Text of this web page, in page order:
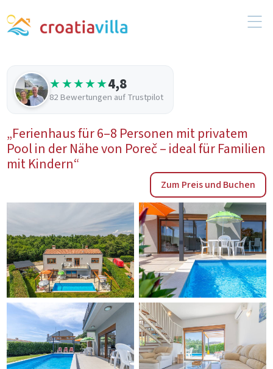
★★★★★4,8
82 Bewertungen auf Trustpilot
„Ferienhaus für 6–8 Personen mit privatem
Pool in der Nähe von Poreč – ideal für Familien
mit Kindern“
Zum Preis und Buchen